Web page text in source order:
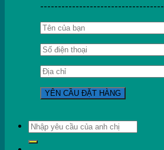
-----------------------------------
Tìm
kiếm: